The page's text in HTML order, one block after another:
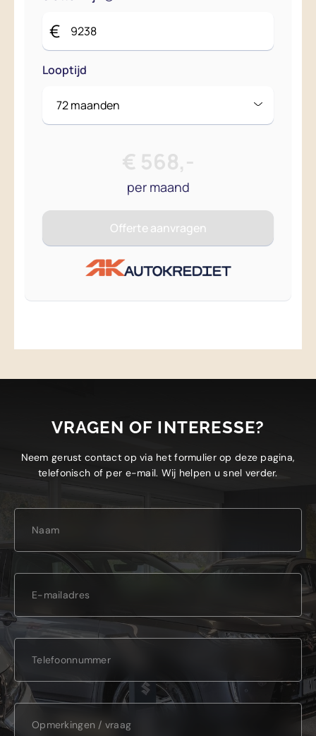
VRAGEN OF INTERESSE?
Neem gerust contact op via het formulier op deze pagina,
telefonisch of per e-mail. Wij helpen u snel verder.